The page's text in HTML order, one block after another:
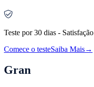
Teste por 30 dias -
Comece o testeSaiba Mais→
Gran